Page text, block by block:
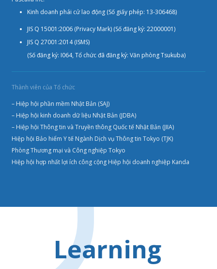
Kinh doanh phái cử lao động (Số giấy phép: 13-306468)
JIS Q 15001:2006 (Privacy Mark) (Số đăng ký: 22000001)
JIS Q 27001:2014 (ISMS)
(Số đăng ký: I064, Tổ chức đã đăng ký: Văn phòng Tsukuba)
Thành viên của Tổ chức
– Hiệp hội phần mềm Nhật Bản (SAJ)
– Hiệp hội kinh doanh dữ liệu Nhật Bản (JDBA)
– Hiệp hội Thông tin và Truyền thông Quốc tế Nhật Bản (JIIA)
Hiệp hội Bảo hiểm Y tế Ngành Dịch vụ Thông tin Tokyo (TJK)
Phòng Thương mại và Công nghiệp Tokyo
Hiệp hội hợp nhất lợi ích công cộng Hiệp hội doanh nghiệp Kanda
Learning